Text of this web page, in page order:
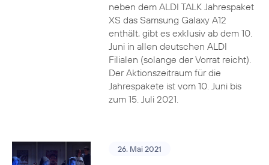
neben dem ALDI TALK Jahrespaket
XS das Samsung Galaxy A12
enthält, gibt es exklusiv ab dem 10.
Juni in allen deutschen ALDI
Filialen (solange der Vorrat reicht).
Der Aktionszeitraum für die
Jahrespakete ist vom 10. Juni bis
zum 15. Juli 2021.
26. Mai 2021